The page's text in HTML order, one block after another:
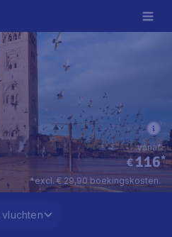
€116*
vanaf
*excl. € 29,90 boekingskosten.